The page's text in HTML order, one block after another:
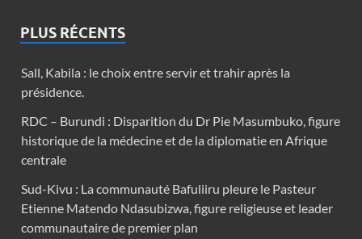
PLUS RÉCENTS
Sall, Kabila : le choix entre servir et trahir après la
présidence.
RDC – Burundi : Disparition du Dr Pie Masumbuko, figure
historique de la médecine et de la diplomatie en Afrique
centrale
Sud-Kivu : La communauté Bafuliiru pleure le Pasteur
Etienne Matendo Ndasubizwa, figure religieuse et leader
communautaire de premier plan